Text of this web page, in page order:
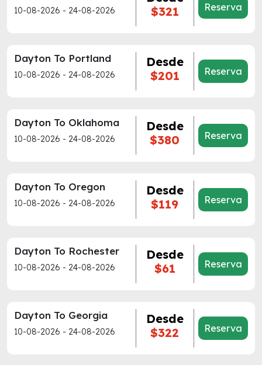
10-08-2026 - 24-08-2026
$321
Reserva
Dayton To Portland
10-08-2026 - 24-08-2026
Desde
$201
Reserva
Dayton To Oklahoma
10-08-2026 - 24-08-2026
Desde
$380
Reserva
Dayton To Oregon
10-08-2026 - 24-08-2026
Desde
$119
Reserva
Dayton To Rochester
10-08-2026 - 24-08-2026
Desde
$61
Reserva
Dayton To Georgia
10-08-2026 - 24-08-2026
Desde
$322
Reserva